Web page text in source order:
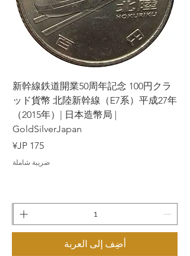
新幹線鉄道開業50周年記念 100円クラ
ッド貨幣 北陸新幹線（E7系）平成27年
（2015年）| 日本造幣局 |
GoldSilverJapan
السعر
ضريبة شاملة
أضِف إلى العربة